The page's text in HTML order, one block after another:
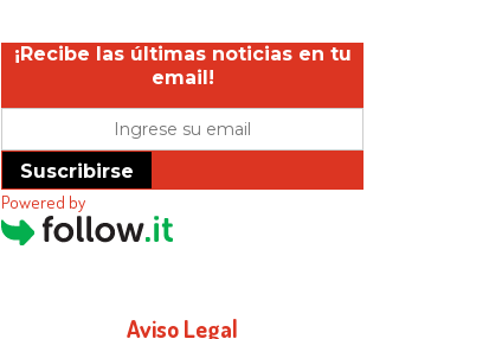
¡Recibe las últimas noticias en tu
email!
Suscribirse
Powered by
Aviso Legal